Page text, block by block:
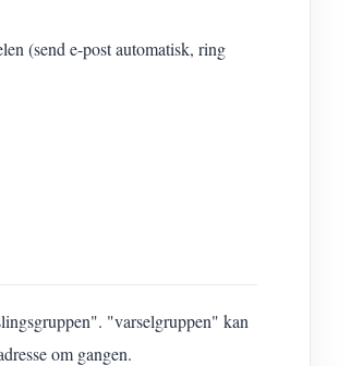
(send e-post automatisk, ring
"varselgruppen" kan
om gangen.